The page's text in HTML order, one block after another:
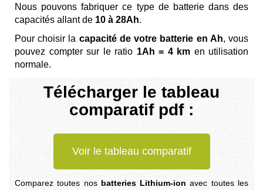
Nous pouvons fabriquer ce type de batterie dans des
capacités allant de 10 à 28Ah.
Pour choisir la capacité de votre batterie en Ah, vous
pouvez compter sur le ratio 1Ah = 4 km en utilisation
normale.
Télécharger le tableau
comparatif pdf :
Voir le tableau comparatif
Comparez toutes nosbatteries Lithium-ionavec toutes les